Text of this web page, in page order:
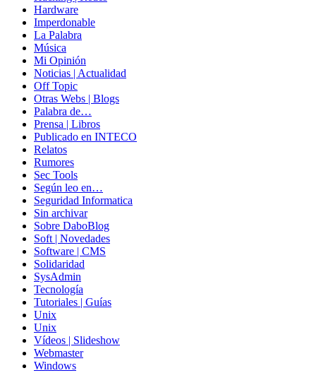
Hardware
Imperdonable
La Palabra
Música
Mi Opinión
Noticias | Actualidad
Off Topic
Otras Webs | Blogs
Palabra de…
Prensa | Libros
Publicado en INTECO
Relatos
Rumores
Sec Tools
Según leo en…
Seguridad Informatica
Sin archivar
Sobre DaboBlog
Soft | Novedades
Software | CMS
Solidaridad
SysAdmin
Tecnología
Tutoriales | Guías
Unix
Unix
Vídeos | Slideshow
Webmaster
Windows